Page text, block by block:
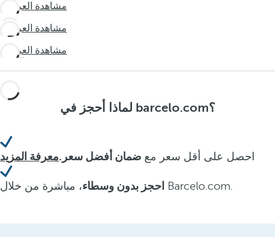
سافر
أكثر
مشاهدة العروض
تجربة
أكثر
مشاهدة العروض
فرصة
مشاهدة العروض
لماذا أحجز في barcelo.com؟
احصل على أقل سعر مع ضمان أفضل سعر.معرفة المزيد
احجز بدون وسطاء ، مباشرة من خلال Barcelo.com.